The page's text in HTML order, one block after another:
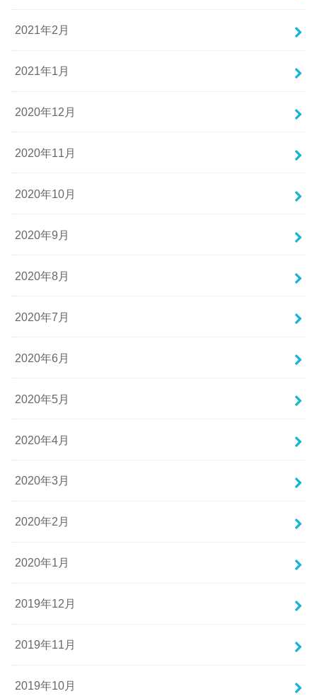
2021年2月
2021年1月
2020年12月
2020年11月
2020年10月
2020年9月
2020年8月
2020年7月
2020年6月
2020年5月
2020年4月
2020年3月
2020年2月
2020年1月
2019年12月
2019年11月
2019年10月